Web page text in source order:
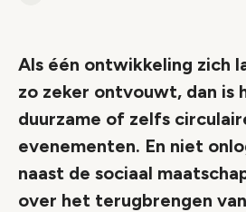
Als één ontwikkeling zich
zo zeker ontvouwt, dan is
duurzame of zelfs
evenementen. En niet
naast de sociaal
over het terugbrengen